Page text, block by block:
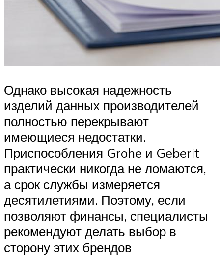
Однако высокая надежность
изделий данных производителей
полностью перекрывают
имеющиеся недостатки.
Приспособления Grohe и Geberit
практически никогда не ломаются,
а срок службы измеряется
десятилетиями. Поэтому, если
позволяют финансы, специалисты
рекомендуют делать выбор в
сторону этих брендов